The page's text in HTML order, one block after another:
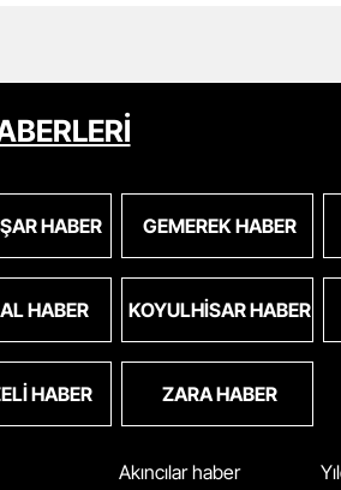
HABER GEMEREK HABER
HABER KOYULHISAR HABER
HABER ZARA HABER
Akıncılar haber